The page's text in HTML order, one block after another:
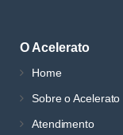
O Acelerato
Home
Sobre o Acelerato
Atendimento